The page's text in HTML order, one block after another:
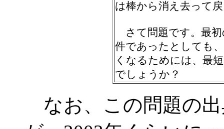
は棒から消え去って
さて問題です。最
件であったとしても
くなるためには、最
でしょうか？
なお、この問題の